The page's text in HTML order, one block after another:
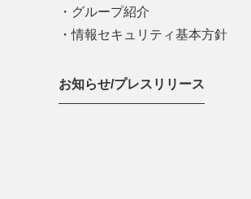
グループ紹介
情報セキュリティ基本方針
お知らせ/プレスリリース